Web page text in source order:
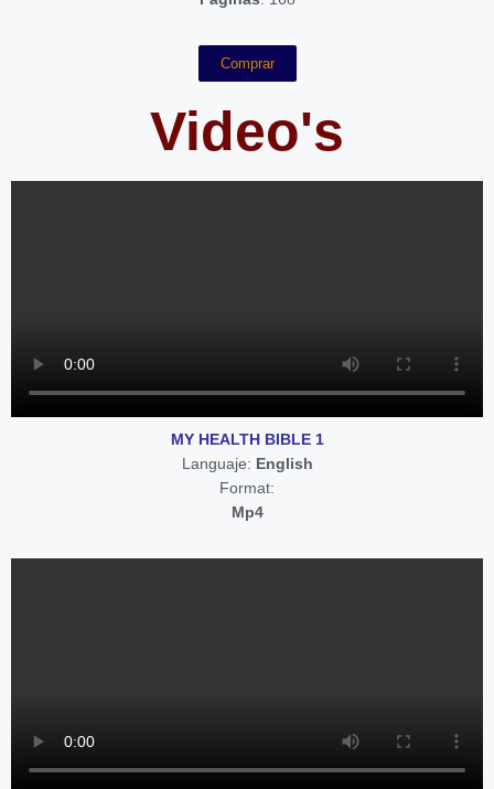
Comprar
Video's
MY HEALTH BIBLE 1
Languaje: English
Format:
Mp4